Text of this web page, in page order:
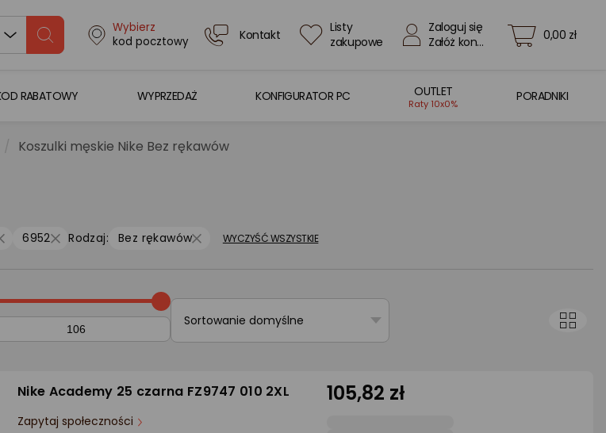
Wybierz
kod pocztowy
Kontakt
Listy
zakupowe
Zaloguj się
Załóż konto
0,00 zł
RABATOWY WYPRZEDAŻ KONFIGURATOR PC OUTLET
Raty 10x0%
PORADNIKI
Koszulki męskie Nike Bez rękawów
6952 Rodzaj: Bez rękawów WYCZYŚĆ WSZYSTKIE
Sortowanie domyślne
Nike Academy 25 czarna FZ9747 010 2XL
Zapytaj społeczności
105,82 zł